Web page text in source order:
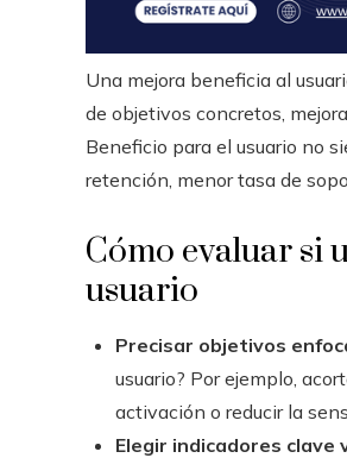
Una mejora beneficia al
de objetivos concretos,
Beneficio para el usuario no
retención, menor tasa de
Cómo evaluar si
usuario
Precisar objetivos
usuario? Por ejemplo,
activación o reducir la
Elegir indicadores clave